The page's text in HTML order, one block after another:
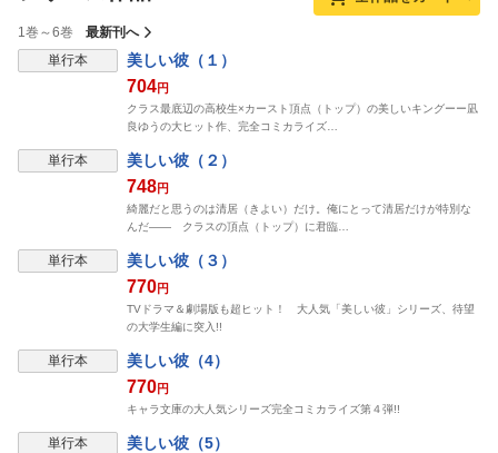
1巻～6巻 最新刊へ
表示制限中
単行本 美しい彼（１）
704円
クラス最底辺の高校生×カースト頂点（トップ）の美しいキングーー凪
良ゆうの大ヒット作、完全コミカライズ…
表示制限中
単行本 美しい彼（２）
748円
綺麗だと思うのは清居（きよい）だけ。俺にとって清居だけが特別な
んだ―― クラスの頂点（トップ）に君臨…
表示制限中
単行本 美しい彼（３）
770円
TVドラマ＆劇場版も超ヒット！ 大人気「美しい彼」シリーズ、待望
の大学生編に突入!!
表示制限中
単行本 美しい彼（4）
770円
キャラ文庫の大人気シリーズ完全コミカライズ第４弾!!
表示制限中
単行本 美しい彼（5）